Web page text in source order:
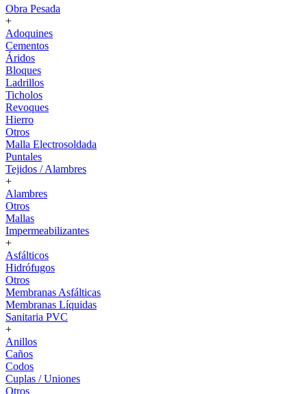
Obra Pesada
+
Adoquines
Cementos
Áridos
Bloques
Ladrillos
Ticholos
Revoques
Hierro
Otros
Malla Electrosoldada
Puntales
Tejidos / Alambres
+
Alambres
Otros
Mallas
Impermeabilizantes
+
Asfálticos
Hidrófugos
Otros
Membranas Asfálticas
Membranas Líquidas
Sanitaria PVC
+
Anillos
Caños
Codos
Cuplas / Uniones
Otros